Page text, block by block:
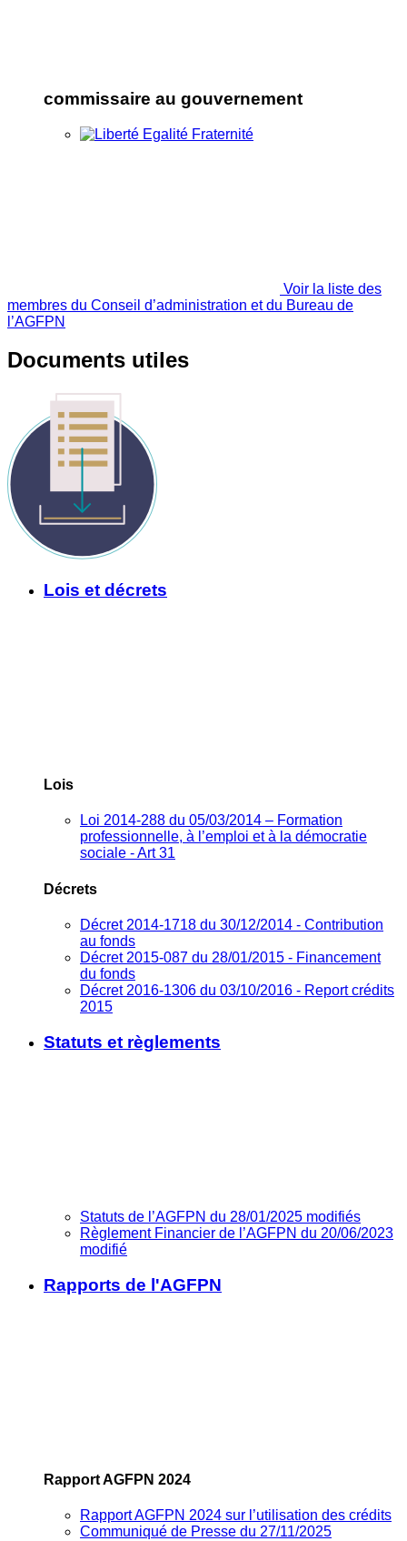
commissaire au gouvernement
Voir la liste des
membres du Conseil d’administration et du Bureau de
l’AGFPN
Documents utiles
Lois et décrets
Lois
Loi 2014-288 du 05/03/2014 – Formation
professionnelle, à l’emploi et à la démocratie
sociale - Art 31
Décrets
Décret 2014-1718 du 30/12/2014 - Contribution
au fonds
Décret 2015-087 du 28/01/2015 - Financement
du fonds
Décret 2016-1306 du 03/10/2016 - Report crédits
2015
Statuts et règlements
Statuts de l’AGFPN du 28/01/2025 modifiés
Règlement Financier de l’AGFPN du 20/06/2023
modifié
Rapports de l'AGFPN
Rapport AGFPN 2024
Rapport AGFPN 2024 sur l’utilisation des crédits
Communiqué de Presse du 27/11/2025